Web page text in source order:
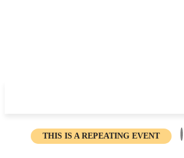
THIS IS A REPEATING EVENT